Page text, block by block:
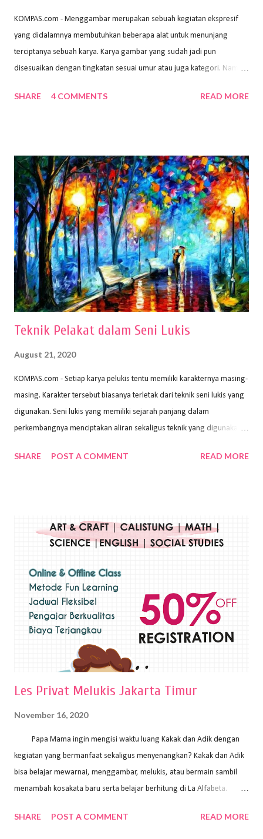
KOMPAS.com - Menggambar merupakan sebuah kegiatan ekspresif
yang didalamnya membutuhkan beberapa alat untuk menunjang
terciptanya sebuah karya. Karya gambar yang sudah jadi pun
disesuaikan dengan tingkatan sesuai umur atau juga kategori. Namun,
sehingga hasilnya bisa dilihat. Peran alat dan bahan sangat
memiliki spesifikasi berbeda sesuai jenisnya. Berikut peralatan
menggambar bentuk: 1. Kertas Gambar Kegiatan menggambar
membutuhkan kertas yang baik agar proses pembuatan gambar lebih
nyaman dan maksimal. Bahan kertas yang baik salah satu syaratnya
adalah tidak mudah sobek, mengingat menggambar merupakan
proses menggores dan menghapus. Kertas adalah bahan yang paling
ideal digunakan untuk menggambar. Dalam menggambar
menggunakan pen...
SHARE 4 COMMENTS READ MORE
Teknik Pelakat dalam Seni Lukis
August 21, 2020
KOMPAS.com - Setiap karya pelukis tentu memiliki karakternya masing-
masing. Karakter tersebut biasanya terletak dari teknik seni lukis yang
digunakan. Seni lukis yang memiliki sejarah panjang dalam
perkembangnya menciptakan aliran sekaligus teknik yang digunakan.
Wayan Kun Adnyana, teknik yang berbeda tentunya akan
menggunakan bahan dasar cat air, cat akrilik, atau cat minyak dengan
sapuan warna cat yang tebal. Dengan memberikan sapuan warna
pelukis untuk menghasilkan lukisan yang mempesona dan tentunya
bernilai tinggi. Ciri teknik plakat Ciri-ciri teknik plakat, yaitu: Sapuan
warna yang kental dan tebal. Hasil lukisan menutupi seluruh bagian
medianya Mem...
SHARE POST A COMMENT READ MORE
Les Privat Melukis Jakarta Timur
November 16, 2020
Papa Mama ingin mengisi waktu luang Kakak dan Adik dengan
kegiatan yang bermanfaat sekaligus menyenangkan? Kakak dan Adik
bisa belajar mewarnai, menggambar, melukis, atau bermain sambil
menambah kosakata baru serta belajar berhitung di La Alfabeta.
kok untuk mengajar dengan metode yang fun, La Alfabeta
SHARE POST A COMMENT READ MORE